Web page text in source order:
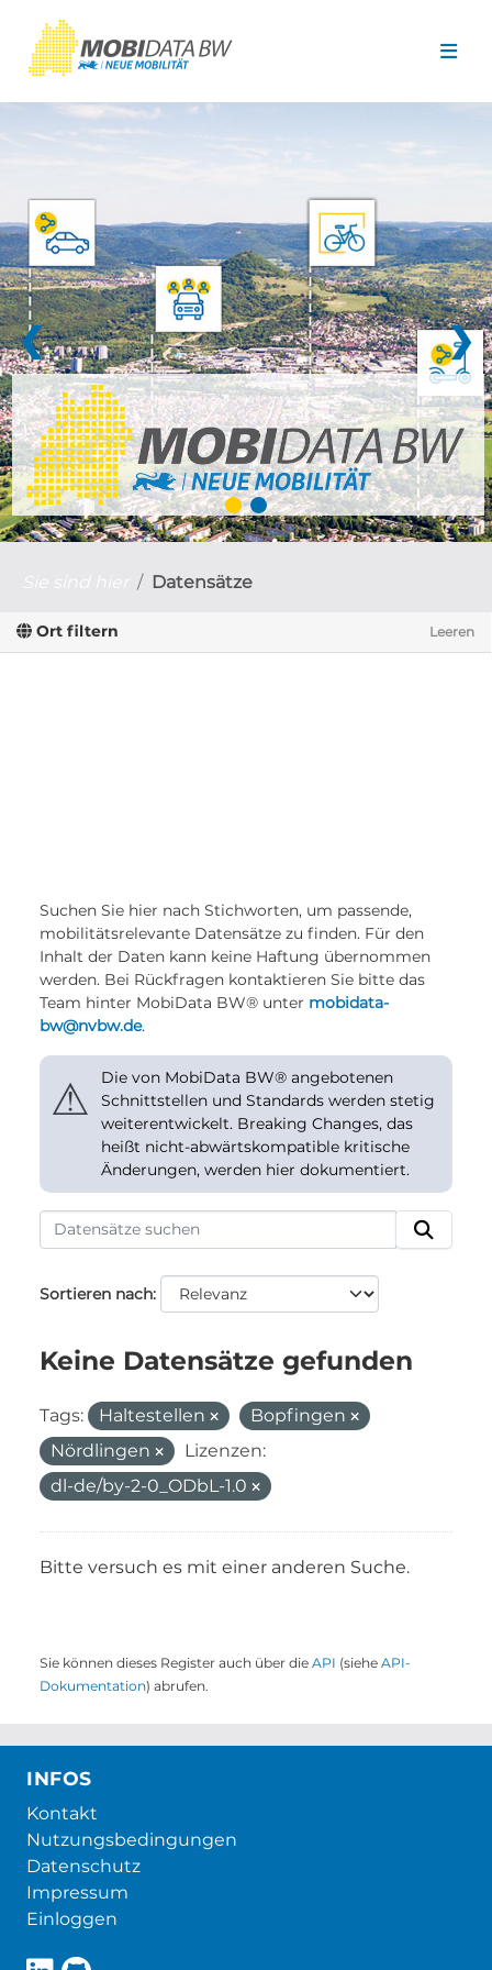
❮ ❯
Datensätze
Ort filtern Leeren
Suchen Sie hier nach Stichworten, um passende,
mobilitätsrelevante Datensätze zu finden. Für den
Inhalt der Daten kann keine Haftung übernommen
werden. Bei Rückfragen kontaktieren Sie bitte das
Team hinter MobiData BW® unter mobidata-
bw@nvbw.de.
⚠
Die von MobiData BW® angebotenen
Schnittstellen und Standards werden stetig
weiterentwickelt. Breaking Changes, das
heißt nicht-abwärtskompatible kritische
Änderungen, werden hier dokumentiert.
Sortieren nach
Keine Datensätze gefunden
Tags: Haltestellen
Bopfingen
Nördlingen
Lizenzen:
dl-de/by-2-0_ODbL-1.0
Bitte versuch es mit einer anderen Suche.
Sie können dieses Register auch über die API (siehe API-
Dokumentation) abrufen.
INFOS
Kontakt
Nutzungsbedingungen
Datenschutz
Impressum
Einloggen